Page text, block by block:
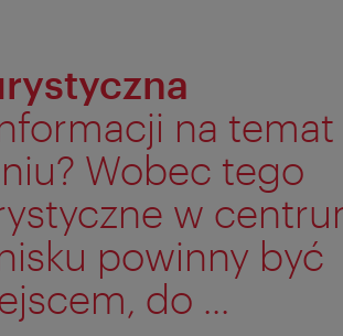
na temat
Wobec tego
w
powinny być
do ...